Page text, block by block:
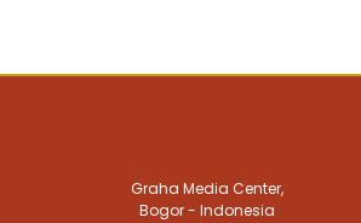
Graha Media Center,
Bogor - Indonesia